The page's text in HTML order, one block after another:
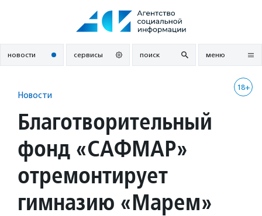
новости сервисы поиск меню
18+
Новости
Благотворительный
фонд «САФМАР»
отремонтирует
гимназию «Марем»